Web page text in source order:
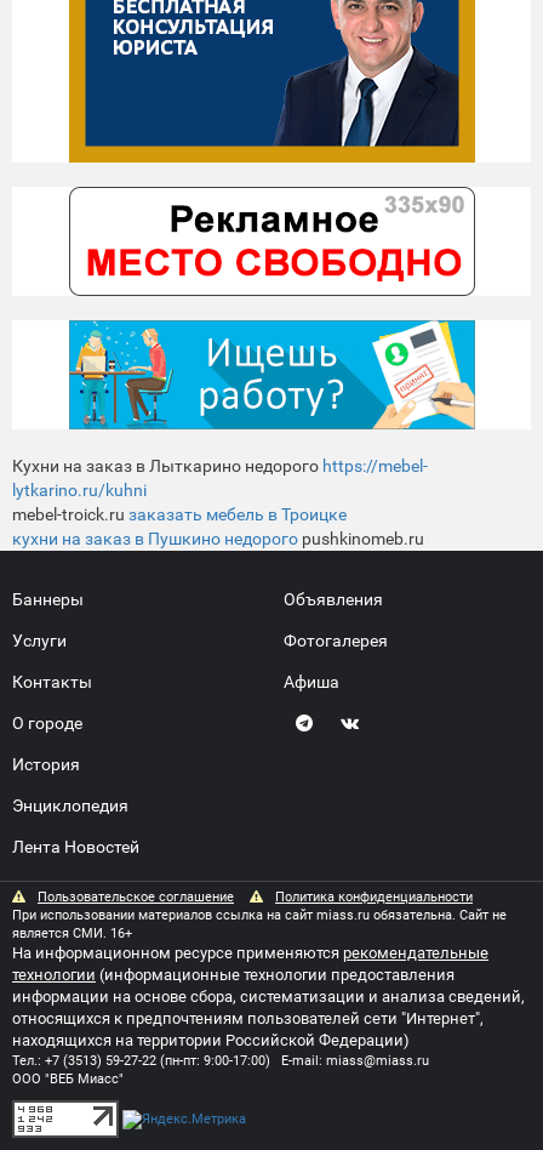
Кухни на заказ в Лыткарино недорого https://mebel-
lytkarino.ru/kuhni
mebel-troick.ru заказать мебель в Троицке
кухни на заказ в Пушкино недорого pushkinomeb.ru
Баннеры
Услуги
Контакты
О городе
История
Энциклопедия
Лента Новостей
Объявления
Фотогалерея
Афиша
Пользовательское соглашение
Политика конфиденциальности
При использовании материалов ссылка на сайт miass.ru обязательна. Сайт не
является СМИ. 16+
На информационном ресурсе применяются рекомендательные
технологии (информационные технологии предоставления
информации на основе сбора, систематизации и анализа сведений,
относящихся к предпочтениям пользователей сети "Интернет",
находящихся на территории Российской Федерации)
Тел.: +7 (3513) 59-27-22 (пн-пт: 9:00-17:00) E-mail: miass@miass.ru
ООО "ВЕБ Миасс"